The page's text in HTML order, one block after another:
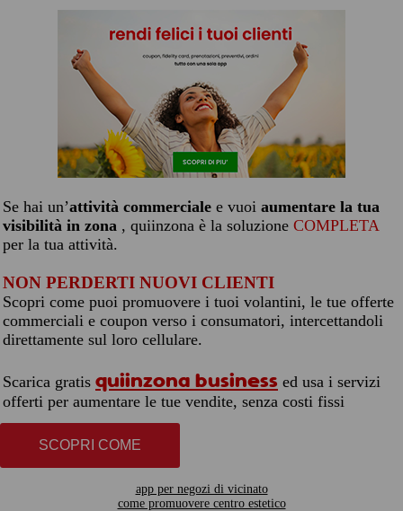
Se hai un’attività commerciale e vuoi aumentare la tua
visibilità in zona , quiinzona è la soluzione COMPLETA
per la tua attività.
NON PERDERTI NUOVI CLIENTI
Scopri come puoi promuovere i tuoi volantini, le tue offerte
commerciali e coupon verso i consumatori, intercettandoli
direttamente sul loro cellulare.
Scarica gratis quiinzona business ed usa i servizi
offerti per aumentare le tue vendite, senza costi fissi
SCOPRI COME
app per negozi di vicinato
come promuovere centro estetico